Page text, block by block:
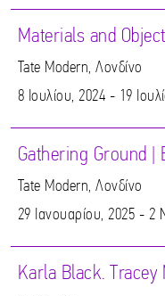
Materials and
Tate Modern, Λονδίνο
8 Ιουλίου, 2024 - 19
Gathering Ground |
Tate Modern, Λονδίνο
29 Ιανουαρίου, 2025 - 2
Karla Black.